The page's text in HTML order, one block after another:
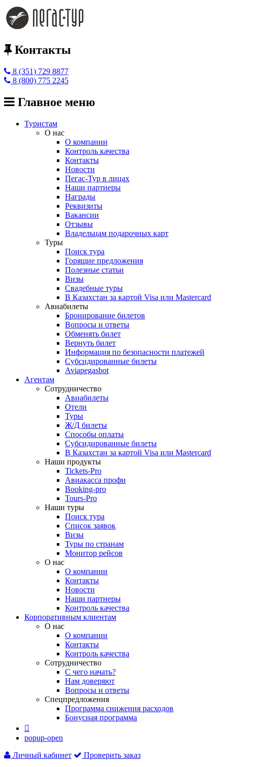
Контакты
8 (351) 729 8877
8 (800) 775 2245
Главное меню
Туристам
О нас
О компании
Контроль качества
Контакты
Новости
Пегас-Тур в лицах
Наши партнеры
Награды
Реквизиты
Вакансии
Отзывы
Владельцам подарочных карт
Туры
Поиск тура
Горящие предложения
Полезные статьи
Визы
Свадебные туры
В Казахстан за картой Visa или Masterсard
Авиабилеты
Бронирование билетов
Вопросы и ответы
Обменять билет
Вернуть билет
Информация по безопасности платежей
Субсидированные билеты
Aviapegasbot
Агентам
Сотрудничество
Авиабилеты
Отели
Туры
Ж/Д билеты
Способы оплаты
Субсидированные билеты
В Казахстан за картой Visa или Masterсard
Наши продукты
Tickets-Pro
Авиакасса профи
Booking-pro
Tours-Pro
Наши туры
Поиск тура
Список заявок
Визы
Туры по странам
Монитор рейсов
О нас
О компании
Контакты
Новости
Наши партнеры
Контроль качества
Корпоративным клиентам
О нас
О компании
Контакты
Контроль качества
Сотрудничество
С чего начать?
Нам доверяют
Вопросы и ответы
Спецпредложения
Программа снижения расходов
Бонусная программа

popup-open
Личный кабинет
Проверить заказ